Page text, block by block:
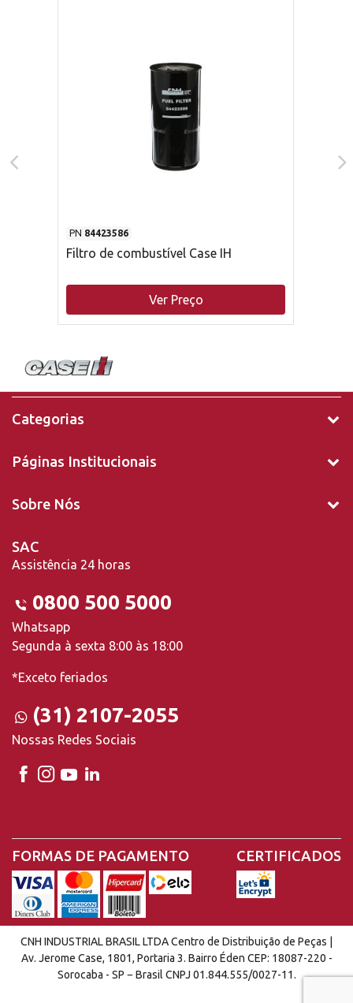
PN 84423586
Filtro de combustível Case IH
Ver Preço
Categorias
Páginas Institucionais
Sobre Nós
SAC
Assistência 24 horas
0800 500 5000
Whatsapp
Segunda à sexta 8:00 às 18:00
*Exceto feriados
(31) 2107-2055
Nossas Redes Sociais
FORMAS DE PAGAMENTO CERTIFICADOS
CNH INDUSTRIAL BRASIL LTDA Centro de Distribuição de Peças |
Av. Jerome Case, 1801, Portaria 3. Bairro Éden CEP: 18087-220 -
Sorocaba - SP − Brasil CNPJ 01.844.555/0027-11.